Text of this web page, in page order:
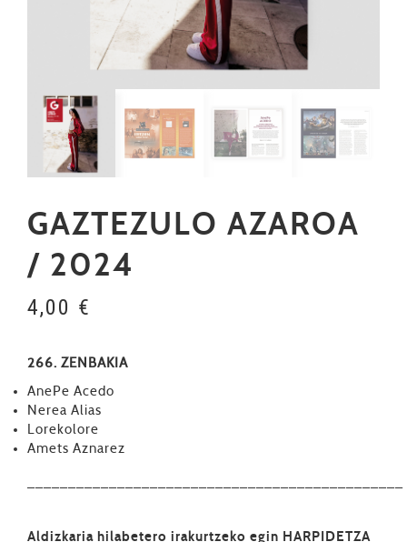
GAZTEZULO AZAROA
/ 2024
4,00 €
266. ZENBAKIA
AnePe Acedo
Nerea Alias
Lorekolore
Amets Aznarez
––––––––––––––––––––––––––––––––––––––––––––––
Aldizkaria hilabetero irakurtzeko egin HARPIDETZA